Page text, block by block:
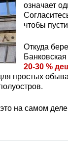
означает
чтобы
Откуда
20-30 %
простых
на самом